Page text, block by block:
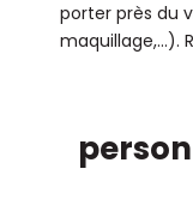
porter près du
maquillage,...).